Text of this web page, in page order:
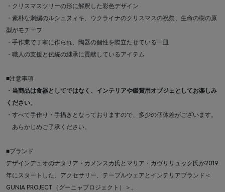
・クリスマスツリーの形に解釈した彩色デザイン
・素朴な刺繍のルシュヌィキ、ウクライナのクリスマスの祝祭、生命の樹の原
型がモチーフ
・手作業で丁寧に作られ、陶器の個性を際立たせている一皿
・職人の支援と伝統の継承に貢献しているアイテム
■注意事項
・ 当商品は食器としてではなく、インテリアや鑑賞用オブジェとしてお楽しみ
ください。
・すべて手作り・手描きとなっておりますので、多少の個体差がございます。
あらかじめご了承ください。
■ブランド
デザインデュオのナタリア・カメンスカ氏とマリア・ガヴリリュック氏が2019
年にスタートした、アクセサリー、テーブルウェアとインテリアブランド＜
GUNIA PROJECT（グーニャプロジェクト）＞。